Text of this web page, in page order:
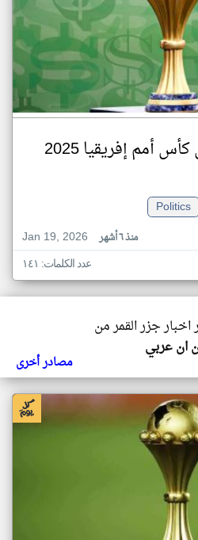
أمم إفريقيا 2025
Politics
Jan 19, 2026
منذ ٦ أشهر
عدد الكلمات: ١٤١
اخبار جزر القمر من
ان عربي
مصادر أخرى